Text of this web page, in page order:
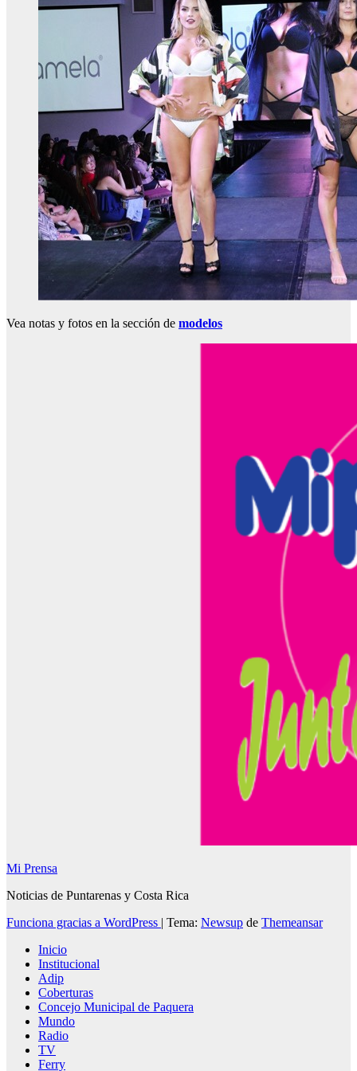
Vea notas y fotos en la sección de modelos
Mi Prensa
Noticias de Puntarenas y Costa Rica
Funciona gracias a WordPress | Tema: Newsup de Themeansar
Inicio
Institucional
Adip
Coberturas
Concejo Municipal de Paquera
Mundo
Radio
TV
Ferry